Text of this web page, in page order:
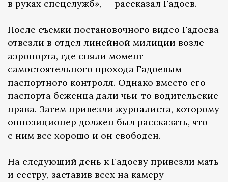
в руках спецслужб», — рассказал Гадоев.
После съемки постановочного видео Гадоева
отвезли в отдел линейной милиции возле
аэропорта, где сняли момент
самостоятельного прохода Гадоевым
паспортного контроля. Однако вместо его
паспорта беженца дали чьи-то водительские
права. Затем привезли журналиста, которому
оппозиционер должен был рассказать, что
с ним все хорошо и он свободен.
На следующий день к Гадоеву привезли мать
и сестру, заставив всех на камеру